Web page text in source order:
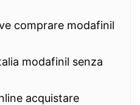
comprare modafinil
modafinil senza
acquistare